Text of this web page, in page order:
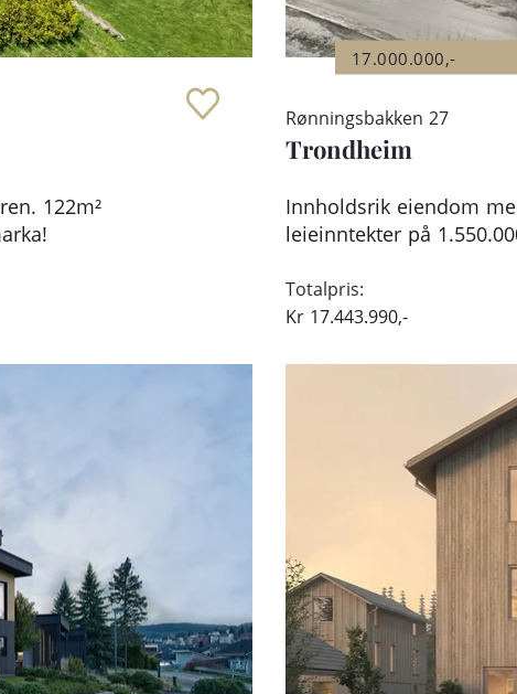
122m²
17.000.000,-
Rønningsbakken 27
Trondheim
Innholdsrik eiendom
leieinntekter på
Totalpris:
Kr 17.443.990,-